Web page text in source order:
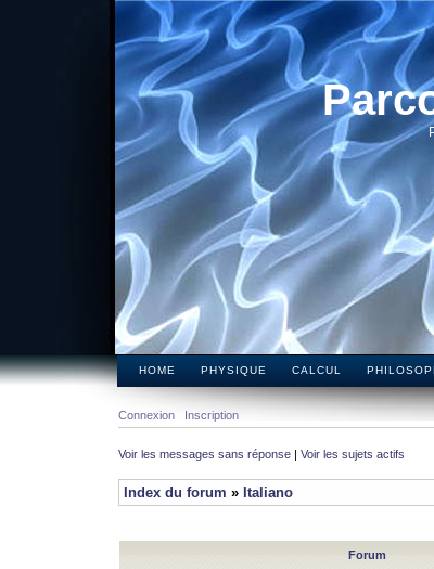
HOME PHYSIQUE CALCUL
Connexion Inscription
Voir les messages sans réponse | Voir les sujets actifs
Index du forum » Italiano
Forum